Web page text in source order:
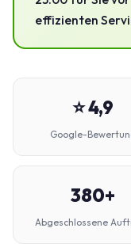
effizienten
⭐ 4,9
Google-
380+
Abgeschlossene